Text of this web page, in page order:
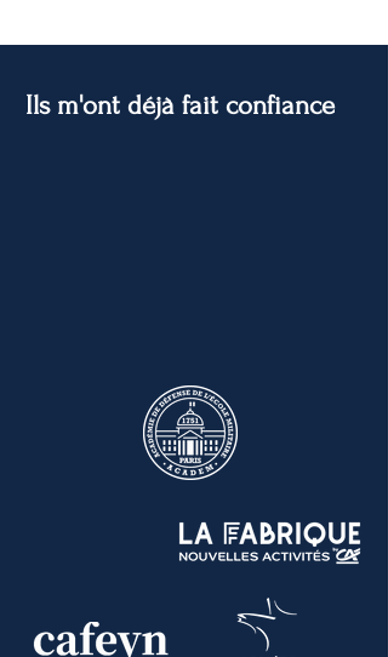
Ils m'ont déjà fait confiance